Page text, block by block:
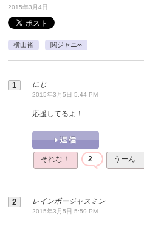
2015年3月4日
横山裕 関ジャニ∞
にじ
2015年3月5日 5:44 PM
応援してるよ！
それな！ 2 うーん…
レインボージャスミン
2015年3月5日 5:59 PM